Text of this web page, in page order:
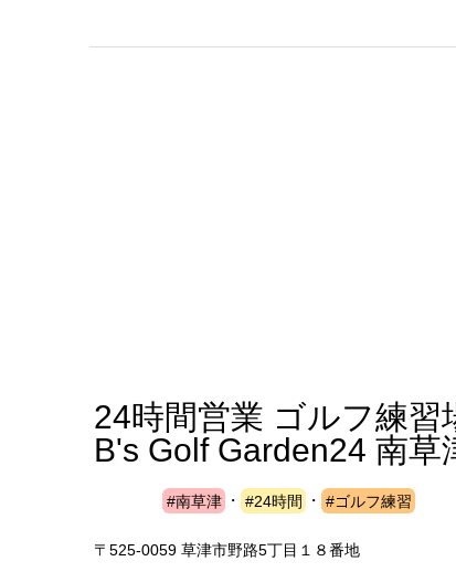
24時間営業 ゴルフ練習
B's Golf Garden24 南草
#南草津 ・ #24時間 ・ #ゴルフ練習
〒525-0059 草津市野路5丁目１８番地